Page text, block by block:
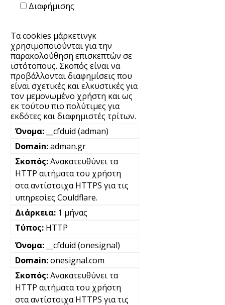
Διαφήμισης
Τα cookies μάρκετινγκ
χρησιμοποιούνται για την
παρακολούθηση επισκεπτών σε
ιστότοπους. Σκοπός είναι να
προβάλλονται διαφημίσεις που
είναι σχετικές και ελκυστικές για
τον μεμονωμένο χρήστη και ως
εκ τούτου πιο πολύτιμες για
εκδότες και διαφημιστές τρίτων.
__cfduid (adman)
adman.gr
Ανακατευθύνει τα
HTTP αιτήματα του χρήστη
στα αντίστοιχα HTTPS για τις
υπηρεσίες Couldflare.
1 μήνας
HTTP
__cfduid (onesignal)
onesignal.com
Ανακατευθύνει τα
HTTP αιτήματα του χρήστη
στα αντίστοιχα HTTPS για τις